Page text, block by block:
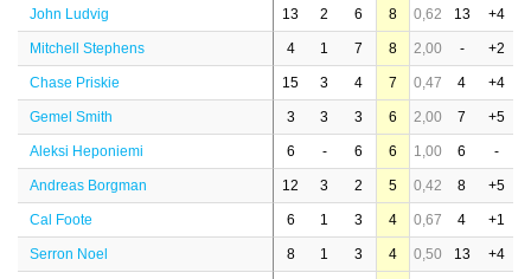
John Ludvig 13 2 6 8 0,62 13 +4
Mitchell Stephens 4 1 7 8 2,00 - +2
Chase Priskie 15 3 4 7 0,47 4 +4
Gemel Smith 3 3 3 6 2,00 7 +5
Aleksi Heponiemi 6 - 6 6 1,00 6 -
Andreas Borgman 12 3 2 5 0,42 8 +5
Cal Foote 6 1 3 4 0,67 4 +1
Serron Noel 8 1 3 4 0,50 13 +4